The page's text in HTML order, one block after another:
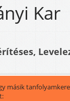
Kar
másik